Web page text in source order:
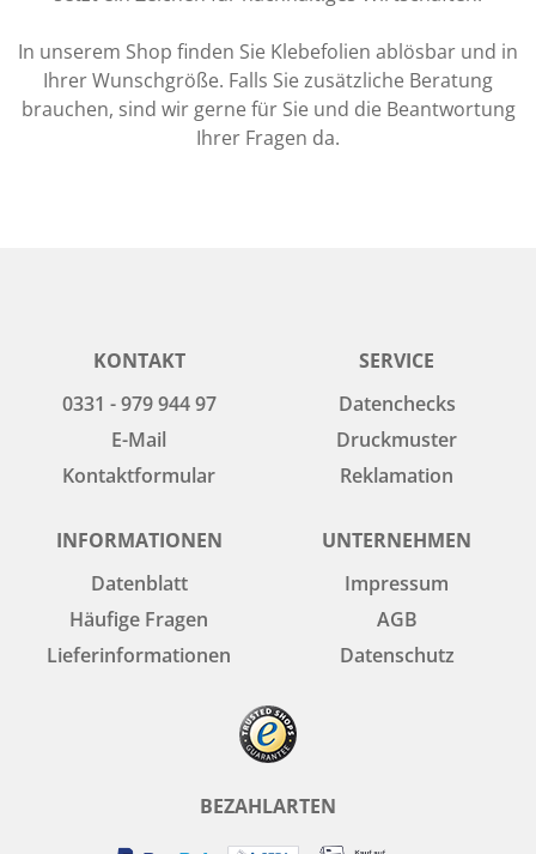
In unserem Shop finden Sie Klebefolien ablösbar und in
Ihrer Wunschgröße. Falls Sie zusätzliche Beratung
brauchen, sind wir gerne für Sie und die Beantwortung
Ihrer Fragen da.
KONTAKT
0331 - 979 944 97
E-Mail
Kontaktformular
SERVICE
Datenchecks
Druckmuster
Reklamation
INFORMATIONEN
Datenblatt
Häufige Fragen
Lieferinformationen
UNTERNEHMEN
Impressum
AGB
Datenschutz
BEZAHLARTEN